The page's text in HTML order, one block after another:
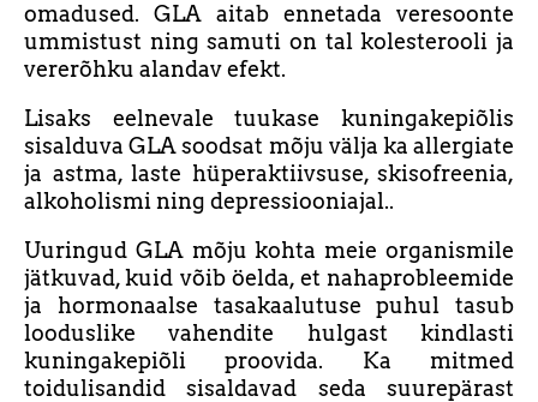
omadused. GLA aitab ennetada veresoonte
ummistust ning samuti on tal kolesterooli ja
vererõhku alandav efekt.
Lisaks eelnevale tuukase kuningakepiõlis
sisalduva GLA soodsat mõju välja ka allergiate
ja astma, laste hüperaktiivsuse, skisofreenia,
alkoholismi ning depressiooniajal..
Uuringud GLA mõju kohta meie organismile
jätkuvad, kuid võib öelda, et nahaprobleemide
ja hormonaalse tasakaalutuse puhul tasub
looduslike vahendite hulgast kindlasti
kuningakepiõli proovida. Ka mitmed
toidulisandid sisaldavad seda suurepärast